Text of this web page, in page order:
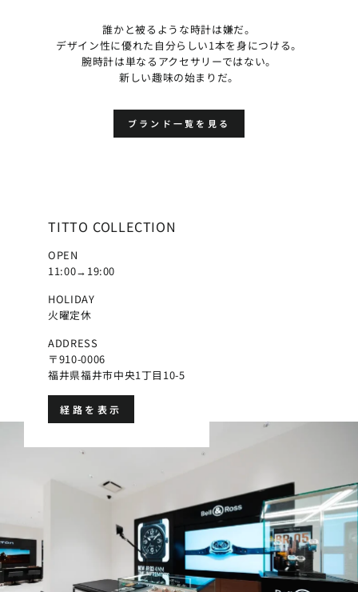
誰かと被るような時計は嫌だ。
デザイン性に優れた自分らしい1本を身につける。
腕時計は単なるアクセサリーではない。
新しい趣味の始まりだ。
ブランド一覧を見る
TITTO COLLECTION
OPEN
11:00→19:00
HOLIDAY
火曜定休
ADDRESS
〒910-0006
福井県福井市中央1丁目10-5
経路を表示